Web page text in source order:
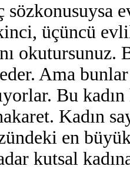
üçüncü
okutursunuz.
Ama
Bu
Kadın
en
kutsal